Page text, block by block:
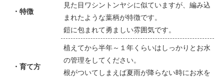
・特徴
見た目ワシントンヤシに似ていますが、編み込
まれたような葉柄が特徴です。
鎧に包まれて勇ましい雰囲気です。
・育て方
植えてから半年～１年くらいはしっかりとお水
の管理をしてください。
根がついてしまえば夏雨が降らない時にお水を